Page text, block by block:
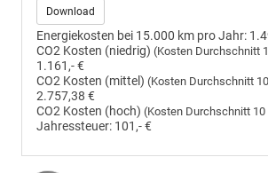
Download
Energiekosten bei 15.000 km pro Jahr:
CO2 Kosten (niedrig) (Kosten Durchschnitt
1.161,- €
CO2 Kosten (mittel) (Kosten Durchschnitt
2.757,38 €
CO2 Kosten (hoch) (Kosten Durchschnitt 10
Jahressteuer: 101,- €